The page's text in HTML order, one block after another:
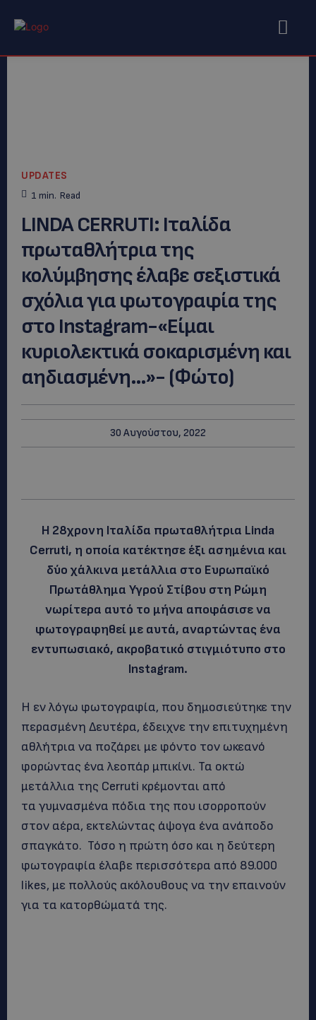
UPDATES
1 min. Read
LΙΝDA CERRUTI: Ιταλίδα
πρωταθλήτρια της
κολύμβησης έλαβε σεξιστικά
σχόλια για φωτογραφία της
στο Instagram-«Είμαι
κυριολεκτικά σοκαρισμένη και
αηδιασμένη…»- (Φώτο)
30 Αυγούστου, 2022
Η 28χρονη Ιταλίδα πρωταθλήτρια Linda
Cerruti, η οποία κατέκτησε έξι ασημένια και
δύο χάλκινα μετάλλια στο Ευρωπαϊκό
Πρωτάθλημα Υγρού Στίβου στη Ρώμη
νωρίτερα αυτό το μήνα αποφάσισε να
φωτογραφηθεί με αυτά, αναρτώντας ένα
εντυπωσιακό, ακροβατικό στιγμιότυπο στο
Instagram.
Η εν λόγω φωτογραφία, που δημοσιεύτηκε την
περασμένη Δευτέρα, έδειχνε την επιτυχημένη
αθλήτρια να ποζάρει με φόντο τον ωκεανό
φορώντας ένα λεοπάρ μπικίνι. Τα οκτώ
μετάλλια της Cerruti κρέμονται από
τα γυμνασμένα πόδια της που ισορροπούν
στον αέρα, εκτελώντας άψογα ένα ανάποδο
σπαγκάτο. Τόσο η πρώτη όσο και η δεύτερη
φωτογραφία έλαβε περισσότερα από 89.000
likes, με πολλούς ακόλουθους να την επαινούν
για τα κατορθώματά της.